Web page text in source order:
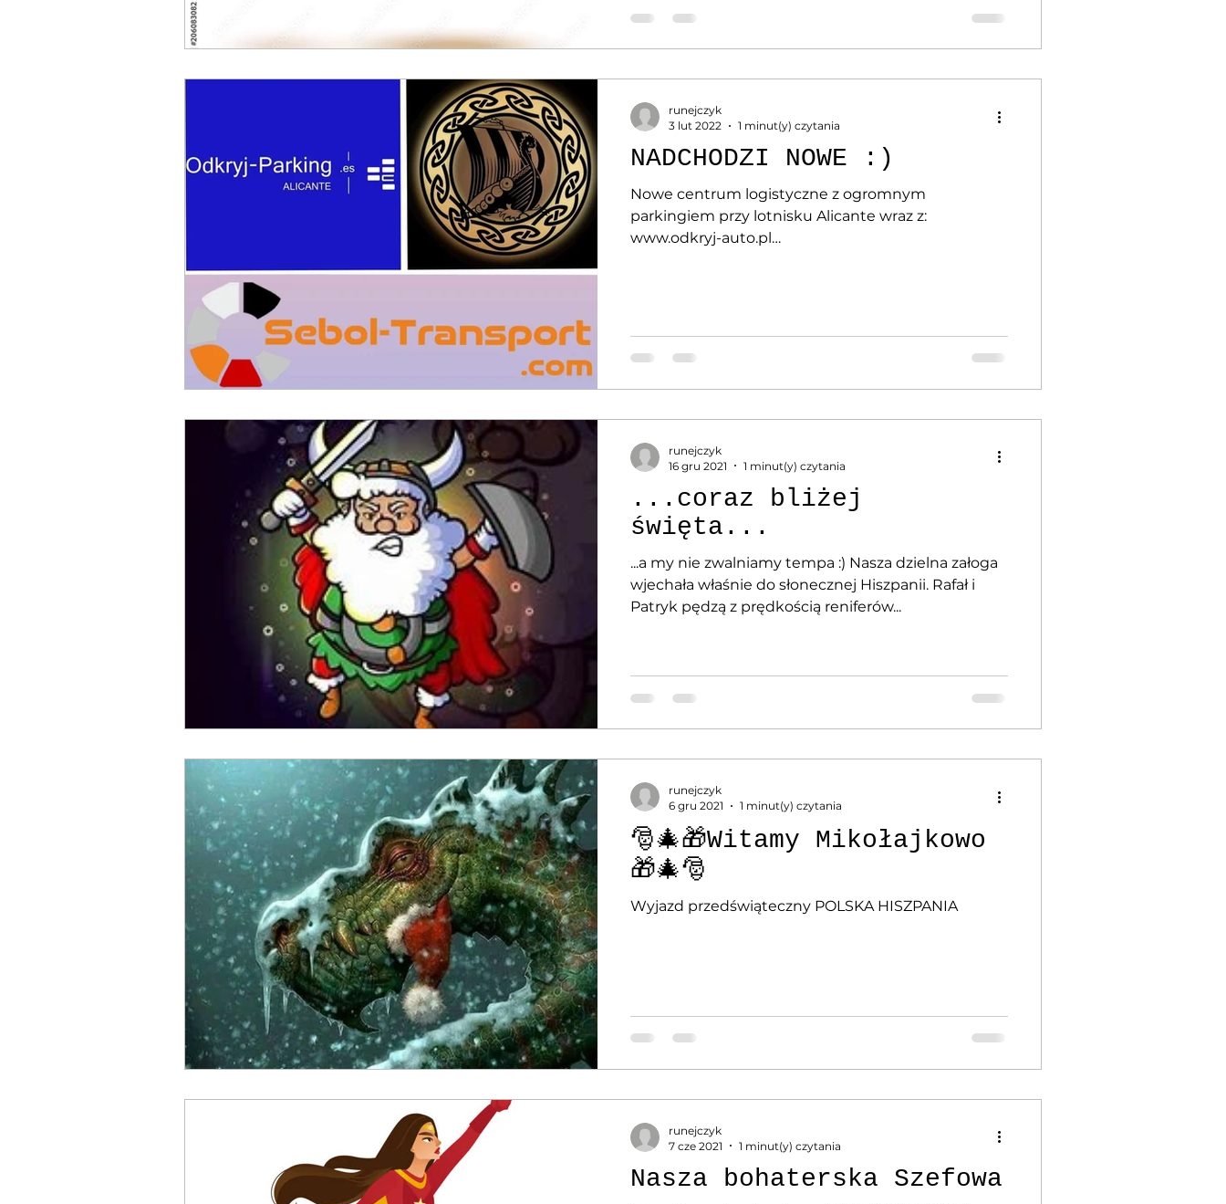
NADCHODZI NOWE :)
Nowe centrum logistyczne z ogromnym
parkingiem przy lotnisku Alicante wraz z:
www.odkryj-auto.pl
runejczyk
3 lut 2022
1 minut(y) czytania
...coraz bliżej
święta...
...a my nie zwalniamy tempa :) Nasza dzielna załoga
wjechała właśnie do słonecznej Hiszpanii. Rafał i
Patryk pędzą z prędkością reniferów...
runejczyk
16 gru 2021
1 minut(y) czytania
🎅🎄🎁Witamy Mikołajkowo
🎁🎄🎅
Wyjazd przedświąteczny POLSKA HISZPANIA
runejczyk
6 gru 2021
1 minut(y) czytania
Nasza bohaterska Szefowa
runejczyk
7 cze 2021
1 minut(y) czytania